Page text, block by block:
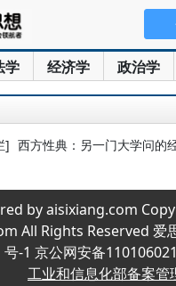
学 经济学 政治学
] 西方性典：另一门大学问的
by aisixiang.com
All Rights Reserved 爱
号-1 京公网安备
工业和信息化部备案管